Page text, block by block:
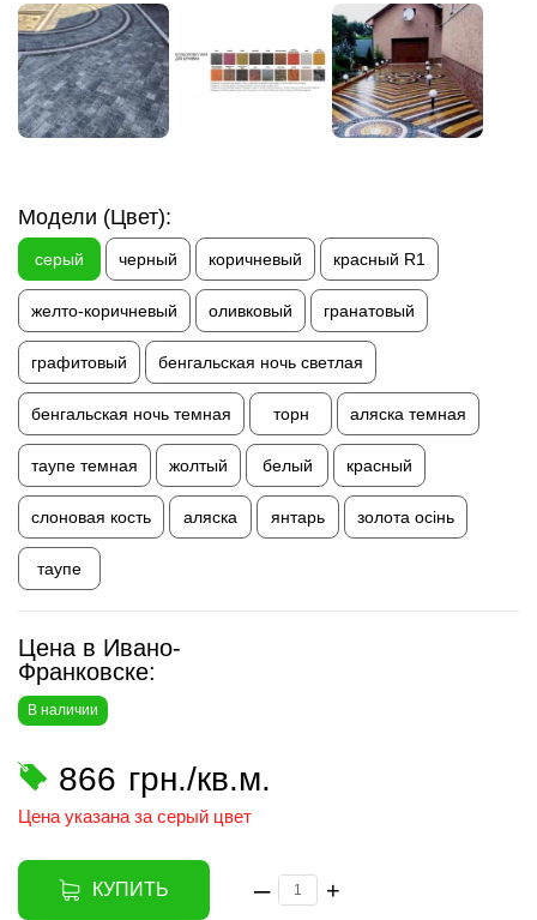
Модели (Цвет):
серый черный коричневый красный R1
желто-коричневый оливковый гранатовый
графитовый бенгальская ночь светлая
бенгальская ночь темная торн аляска темная
таупе темная жолтый белый красный
слоновая кость аляска янтарь золота осінь
таупе
Цена в Ивано-
Франковске:
В наличии
866 грн./кв.м.
Цена указана за серый цвет
КУПИТЬ – +